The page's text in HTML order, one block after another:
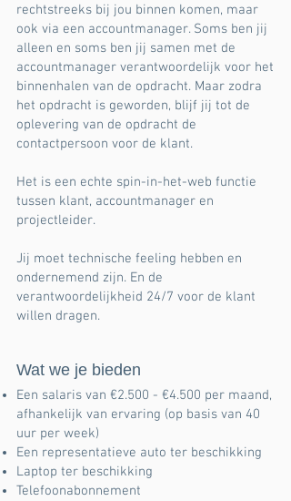
rechtstreeks bij jou binnen komen, maar
ook via een accountmanager. Soms ben jij
alleen en soms ben jij samen met de
accountmanager verantwoordelijk voor het
binnenhalen van de opdracht. Maar zodra
het opdracht is geworden, blijf jij tot de
oplevering van de opdracht de
contactpersoon voor de klant.
Het is een echte spin-in-het-web functie
tussen klant, accountmanager en
projectleider.
Jij moet technische feeling hebben en
ondernemend zijn. En de
verantwoordelijkheid 24/7 voor de klant
willen dragen.
Wat we je bieden
Een salaris van €2.500 - €4.500 per maand,
afhankelijk van ervaring (op basis van 40
uur per week)
Een representatieve auto ter beschikking
Laptop ter beschikking
Telefoonabonnement